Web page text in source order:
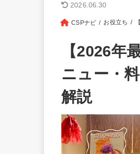
2026.06.30
CSPナビ お役立ち
【2026年
ニュー・
解説